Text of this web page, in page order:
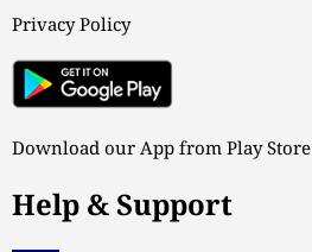
Privacy Policy
Download our App from Play Store
Help & Support